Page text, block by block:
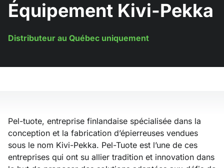
Équipement Kivi-Pekka
Distributeur au Québec uniquement
Pel-tuote, entreprise finlandaise spécialisée dans la
conception et la fabrication d’épierreuses vendues
sous le nom Kivi-Pekka. Pel-Tuote est l’une de ces
entreprises qui ont su allier tradition et innovation dans